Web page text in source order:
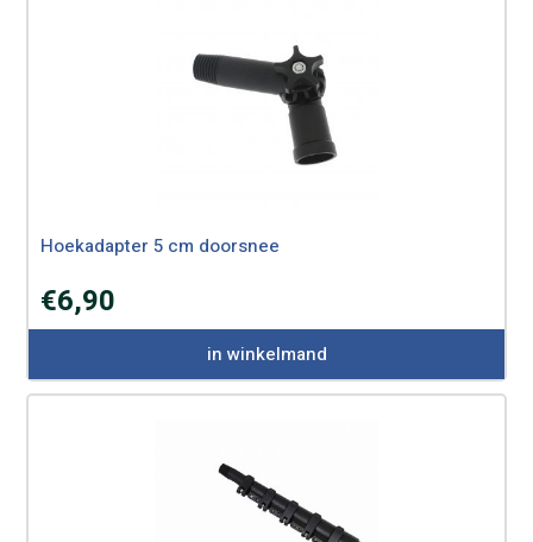
Hoekadapter 5 cm doorsnee
€6,90
in winkelmand